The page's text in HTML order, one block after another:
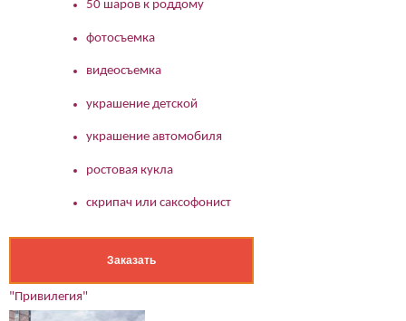
50 шаров к роддому
фотосъемка
видеосъемка
украшение детской
украшение автомобиля
ростовая кукла
скрипач или саксофонист
Заказать
"Привилегия"